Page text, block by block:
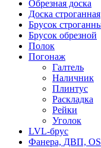
Обрезная доска
Доска строганная
Брусок
Брусок обрезной
Полок
Погонаж
Галтель
Наличник
Плинтус
Раскладка
Рейки
Уголок
LVL-брус
Фанера, ДВП,